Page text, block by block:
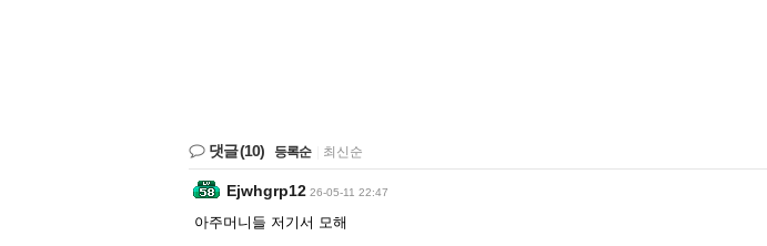
댓글(10) 등록순 최신순
Ejwhgrp12 26-05-11 22:47
아주머니들 저기서 모해